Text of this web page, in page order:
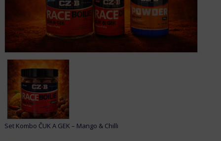
Set Kombo ČUK A GEK – Mango & Chilli